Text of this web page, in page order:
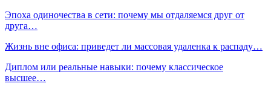
Эпоха одиночества в сети: почему мы отдаляемся друг от
друга…
Жизнь вне офиса: приведет ли массовая удаленка к распаду…
Диплом или реальные навыки: почему классическое
высшее…